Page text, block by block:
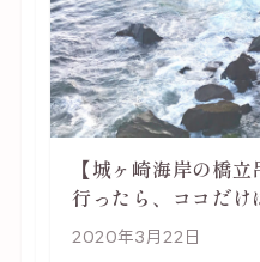
【城ヶ崎海岸の橋
行ったら、ココだ
2020年3月22日